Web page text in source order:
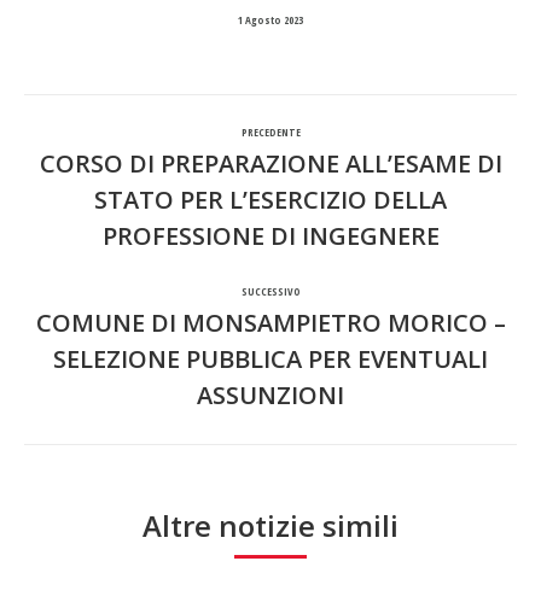
1 Agosto 2023
tra
PRECEDENTE
Post
precedente:
CORSO DI PREPARAZIONE ALL’ESAME DI
STATO PER L’ESERCIZIO DELLA
PROFESSIONE DI INGEGNERE
SUCCESSIVO
Prossimo
post:
COMUNE DI MONSAMPIETRO MORICO –
SELEZIONE PUBBLICA PER EVENTUALI
ASSUNZIONI
Altre notizie simili